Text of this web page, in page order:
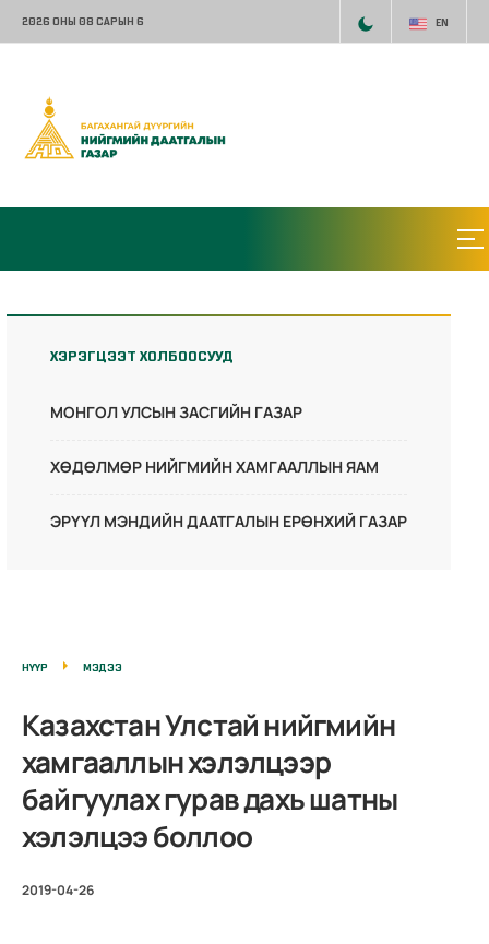
2026 ОНЫ 08 САРЫН 6 EN
ХЭРЭГЦЭЭТ ХОЛБООСУУД
МОНГОЛ УЛСЫН ЗАСГИЙН ГАЗАР
ХӨДӨЛМӨР НИЙГМИЙН ХАМГААЛЛЫН ЯАМ
ЭРҮҮЛ МЭНДИЙН ДААТГАЛЫН ЕРӨНХИЙ ГАЗАР
НҮҮР МЭДЭЭ
Казахстан Улстай нийгмийн
хамгааллын хэлэлцээр
байгуулах гурав дахь шатны
хэлэлцээ боллоо
2019-04-26